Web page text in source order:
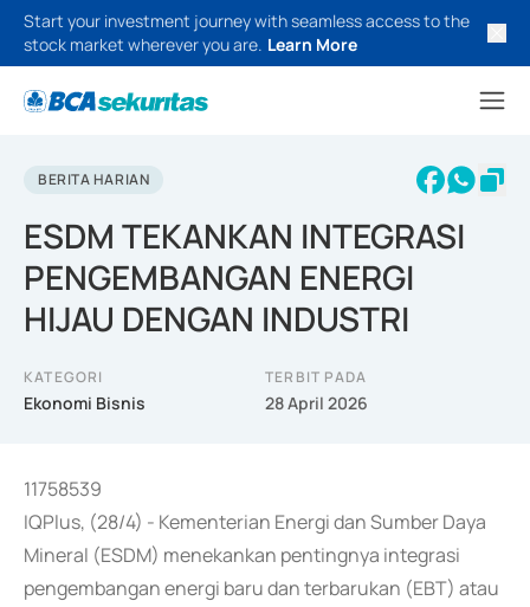
Start your investment journey with seamless access to the
stock market wherever you are. Learn More
BERITA HARIAN
ESDM TEKANKAN INTEGRASI
PENGEMBANGAN ENERGI
HIJAU DENGAN INDUSTRI
KATEGORI
Ekonomi Bisnis
TERBIT PADA
28 April 2026
11758539
IQPlus, (28/4) - Kementerian Energi dan Sumber Daya
Mineral (ESDM) menekankan pentingnya integrasi
pengembangan energi baru dan terbarukan (EBT) atau